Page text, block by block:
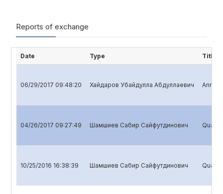
Reports of exchange
Date Type Title
06/29/2017 09:48:20 Хайдаров Убайдулла Абдуллаевич
04/26/2017 09:27:49 Шамшиев Сабир Сайфутдинович
10/25/2016 16:38:39 Шамшиев Сабир Сайфутдинович